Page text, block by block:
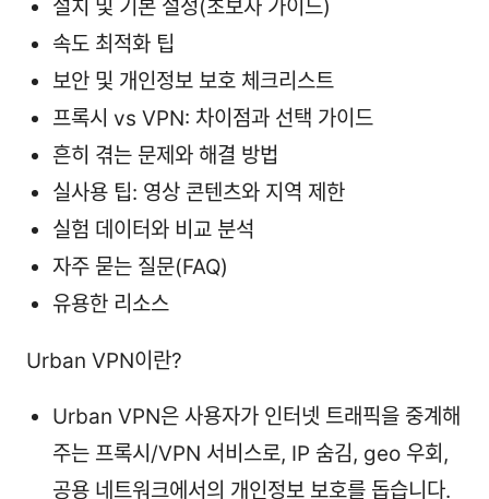
설치 및 기본 설정(초보자 가이드)
속도 최적화 팁
보안 및 개인정보 보호 체크리스트
프록시 vs VPN: 차이점과 선택 가이드
흔히 겪는 문제와 해결 방법
실사용 팁: 영상 콘텐츠와 지역 제한
실험 데이터와 비교 분석
자주 묻는 질문(FAQ)
유용한 리소스
Urban VPN이란?
Urban VPN은 사용자가 인터넷 트래픽을 중계해
주는 프록시/VPN 서비스로, IP 숨김, geo 우회,
공용 네트워크에서의 개인정보 보호를 돕습니다.